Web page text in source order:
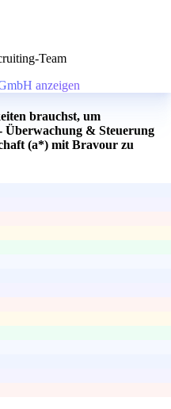
Team
anzeigen
brauchst, um
& Steuerung
(a*) mit Bravour zu